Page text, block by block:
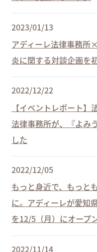
2023/01/13
アディーレ法律事務
炎に関する対談企画を
2022/12/22
【イベントレポート
法律事務所が、『よみ
した
2022/12/05
もっと身近で、もっと
に。アディーレが愛知
を12/5（月）にオープ
2022/11/14